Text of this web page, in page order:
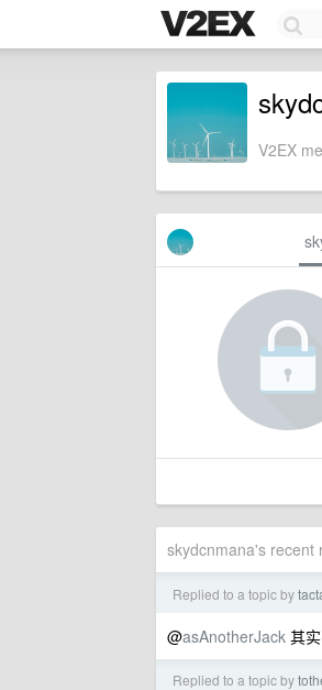
V2EX
skydcnmana's recent
Replied to a topic by
@asAnotherJack 其
Replied to a topic by